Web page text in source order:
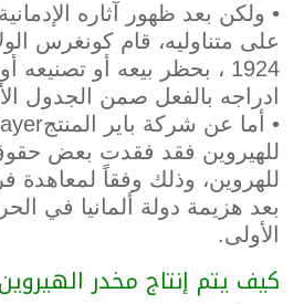
• ولكن بعد ظهور آثاره
على متناوليه، قام كونغرس
1924 ، بحظر بيعه أو تصنيعه
ادراجه بالفعل صمن الجدول
للهيروين فقد فقدت بعض حقوق
بعد هزيمة دولة ألمانيا في
الأولى.
كيف يتم إنتاج مخدر